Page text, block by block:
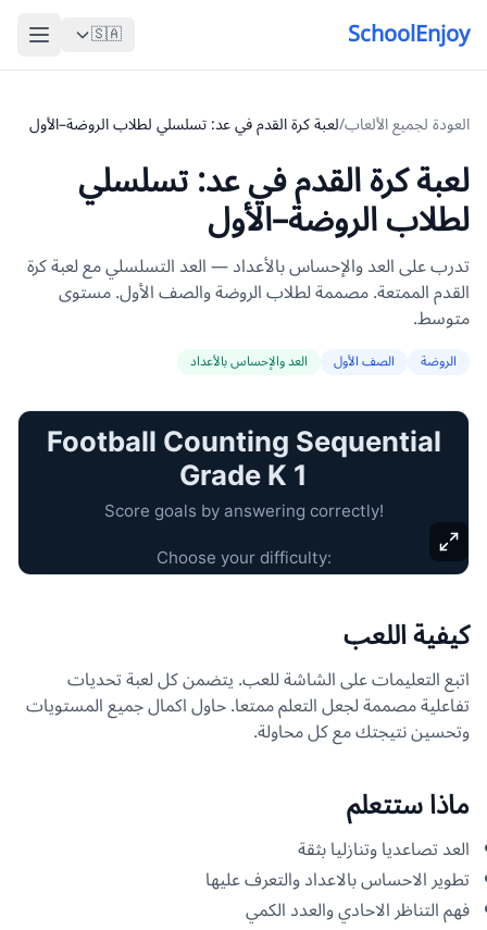
SchoolEnjoy
🇸🇦
العودة لجميع الألعاب/لعبة كرة القدم في عد: تسلسلي لطلاب الروضة–الأول
لعبة كرة القدم في عد: تسلسلي
لطلاب الروضة–الأول
تدرب على العد والإحساس بالأعداد — العد التسلسلي مع لعبة كرة
القدم الممتعة. مصممة لطلاب الروضة والصف الأول. مستوى
متوسط.
الروضة الصف الأول العد والإحساس بالأعداد
كيفية اللعب
اتبع التعليمات على الشاشة للعب. يتضمن كل لعبة تحديات
تفاعلية مصممة لجعل التعلم ممتعا. حاول اكمال جميع المستويات
وتحسين نتيجتك مع كل محاولة.
ماذا ستتعلم
العد تصاعديا وتنازليا بثقة
تطوير الاحساس بالاعداد والتعرف عليها
فهم التناظر الاحادي والعدد الكمي